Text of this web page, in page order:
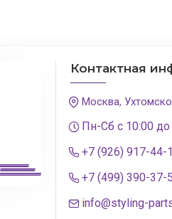
Контактная
Москва,
Пн-Сб с 10:00 до
+7 (926) 917-44-
+7 (499) 390-37-
info@styling-